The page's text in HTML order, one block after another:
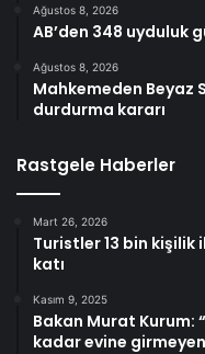
Ağustos 8, 2026
AB’den 348 uyduluk
Ağustos 8, 2026
Mahkemeden Beyaz
durdurma kararı
Rastgele Haberler
Mart 26, 2026
Turistler 13 bin kişilik
katı
Kasım 9, 2025
Bakan Murat Kurum:
kadar evine